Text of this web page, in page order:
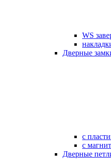
WS
Дверные
с
с
Дверные